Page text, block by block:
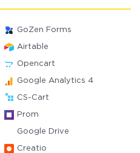
GoZen Forms
Airtable
Opencart
Google Analytics 4
CS-Cart
Prom
Google Drive
Creatio